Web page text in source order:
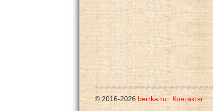
© 2016-2026berrka.ru Контакты